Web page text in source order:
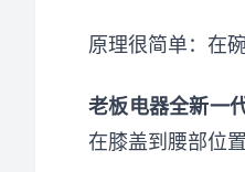
原理很简单：在
老板电器全新一
在膝盖到腰部位